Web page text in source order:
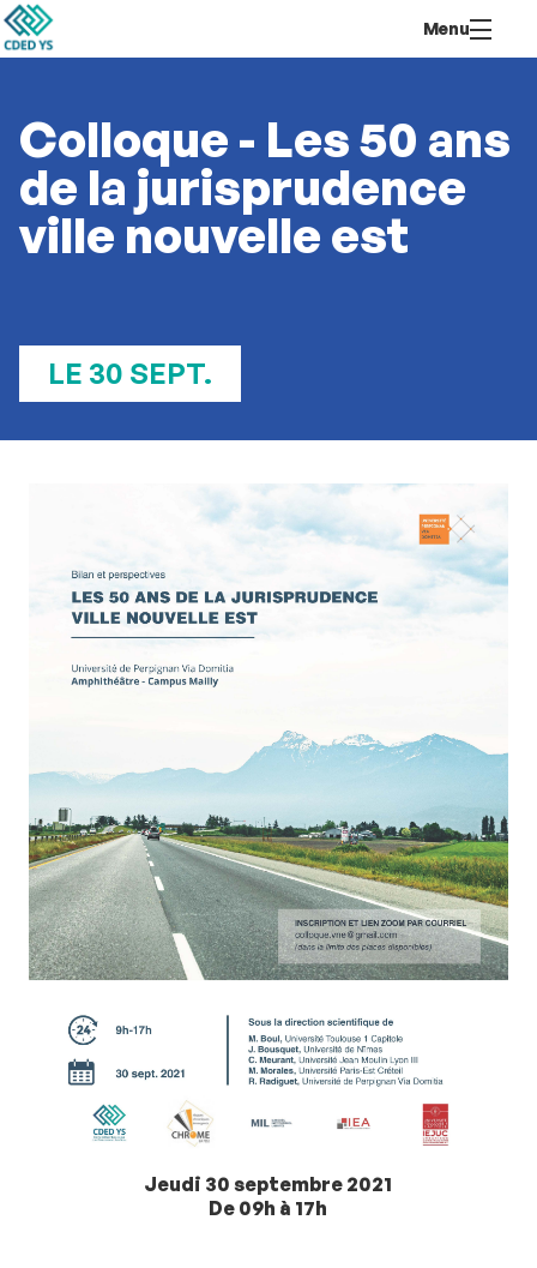
contenu
Menu
Colloque - Les 50 ans
de la jurisprudence
ville nouvelle est
LE 30 SEPT.
Jeudi 30 septembre 2021
De 09h à 17h